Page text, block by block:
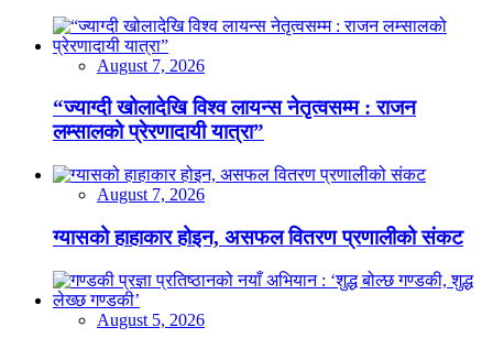
August 7, 2026
“ज्याग्दी खोलादेखि विश्व लायन्स नेतृत्वसम्म : राजन
लम्सालको प्रेरणादायी यात्रा”
August 7, 2026
ग्यासको हाहाकार होइन, असफल वितरण प्रणालीको संकट
August 5, 2026